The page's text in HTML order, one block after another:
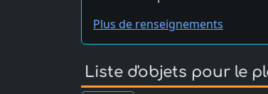
Plus de renseignements
Liste d'objets pour le